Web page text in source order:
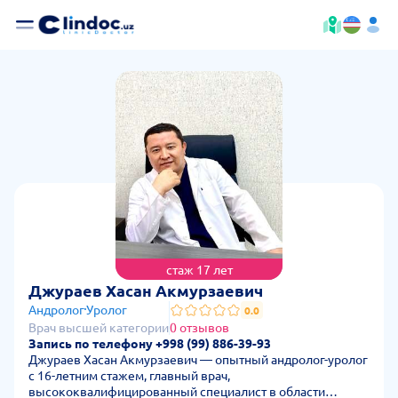
стаж 17 лет
Джураев Хасан Акмурзаевич
АндрологУролог
Врач высшей категории
0.0
0 отзывов
Запись по телефону +998 (99) 886-39-93
Джураев Хасан Акмурзаевич — опытный андролог-уролог
с 16-летним стажем, главный врач,
высококвалифицированный специалист в области